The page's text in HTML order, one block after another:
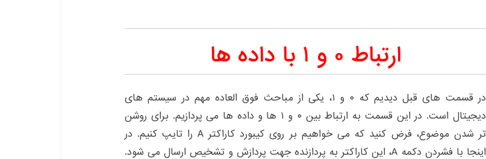
ارتباط ۰ و ۱ با داده ها
در قسمت های قبل دیدیم که ۰ و ۱، یکی از مباحث فوق العاده مهم در سیستم های
دیجیتال است. در این قسمت به ارتباط بین ۰ و ۱ ها و داده ها می پردازیم. برای روشن
تر شدن موضوع، فرض کنید که می خواهیم بر روی کیبورد کاراکتر A را تایپ کنیم. در
اینجا با فشردن دکمه A، این کاراکتر به پردازنده جهت پردازش و تشخیص ارسال می شود.